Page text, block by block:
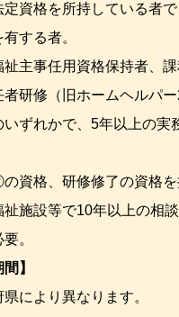
定資格を所持している者
する者。
主事任用資格保持者、
研修（旧ホームヘルパー
いずれかで、5年以上の実
格、研修修了の資格を
祉施設等で10年以上の相
。
】
により異なります。